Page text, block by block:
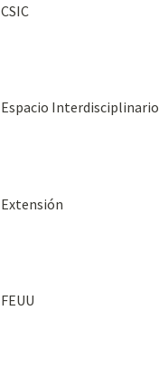
CSIC
Espacio Interdisciplinario
Extensión
FEUU